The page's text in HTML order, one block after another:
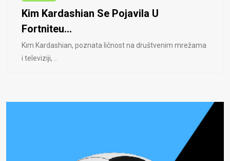
Kim Kardashian Se Pojavila U
Fortniteu...
Kim Kardashian, poznata ličnost na društvenim mrežama
i televiziji, ..